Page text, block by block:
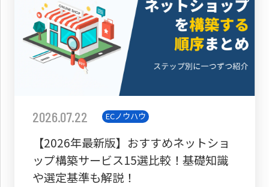
2026.07.22 ECノウハウ
【2026年最新版】おすすめネットショ
ップ構築サービス15選比較！基礎知識
や選定基準も解説！